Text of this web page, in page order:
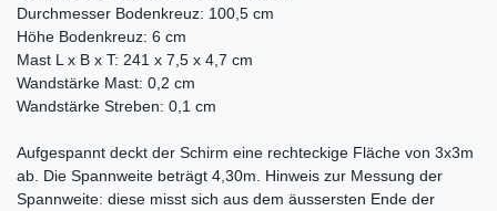
Durchmesser Bodenkreuz: 100,5 cm
Höhe Bodenkreuz: 6 cm
Mast L x B x T: 241 x 7,5 x 4,7 cm
Wandstärke Mast: 0,2 cm
Wandstärke Streben: 0,1 cm
Aufgespannt deckt der Schirm eine rechteckige Fläche von 3x3m
ab. Die Spannweite beträgt 4,30m. Hinweis zur Messung der
Spannweite: diese misst sich aus dem äussersten Ende der